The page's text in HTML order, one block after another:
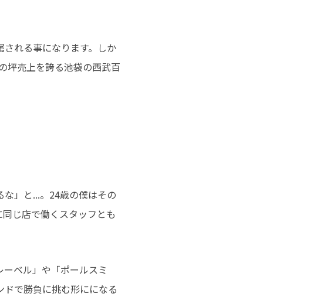
れる事になります。しか
坪売上を誇る池袋の西武百
な」と...。24歳の僕はその
じ店で働くスタッフとも
ベル」や「ポールスミ
で勝負に挑む形にになる